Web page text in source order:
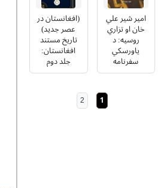
امیر شیر علي
خان او تزاري
روسیه: د
یاورسکي
سفرنامه
(افغانستان در
عصر جدید)
تاریخ مستند
افغانستان:
جلد دوم
1
2